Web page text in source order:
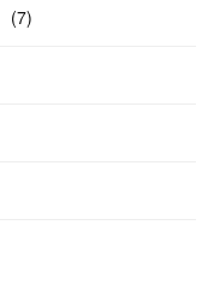
(7)